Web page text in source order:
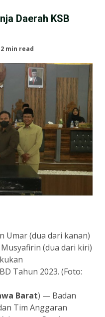
Daerah KSB
2 min read
Umar (dua dari kanan)
(dua dari kiri)
Tahun 2023. (Foto:
Barat) — Badan
Tim Anggaran